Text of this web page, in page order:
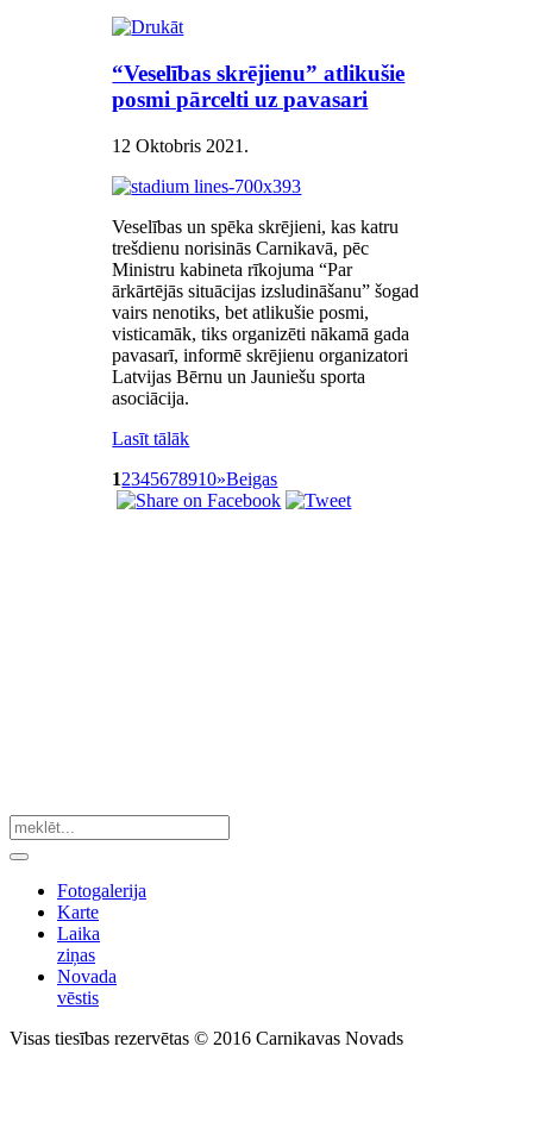
“Veselības skrējienu” atlikušie
posmi pārcelti uz pavasari
12 Oktobris 2021 .
Veselības un spēka skrējieni, kas katru
trešdienu norisinās Carnikavā, pēc
Ministru kabineta rīkojuma “Par
ārkārtējās situācijas izsludināšanu” šogad
vairs nenotiks, bet atlikušie posmi,
visticamāk, tiks organizēti nākamā gada
pavasarī, informē skrējienu organizatori
Latvijas Bērnu un Jauniešu sporta
asociācija.
Lasīt tālāk
12345678910»Beigas
Fotogalerija
Karte
Laika
ziņas
Novada
vēstis
Visas tiesības rezervētas © 2016 Carnikavas Novads